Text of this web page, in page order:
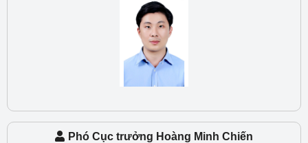
Phó Cục trưởng Hoàng Minh Chiến